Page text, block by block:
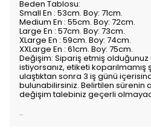
Beden Tablosu:
Small En : 53cm. Boy: 71cm.
Medium En : 55cm. Boy: 72cm.
Large En : 57cm. Boy: 73cm.
XLarge En : 59cm. Boy: 74cm.
XXLarge En : 61cm. Boy: 75cm.
Değişim: Sipariş etmiş
istiyorsanız, etiketi
ulaştıktan sonra 3 iş günü
bulunabilirsiniz. Belirtilen sürenin
değişim talebiniz geçerli
..